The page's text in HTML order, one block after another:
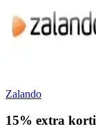
Zalando
15% extra